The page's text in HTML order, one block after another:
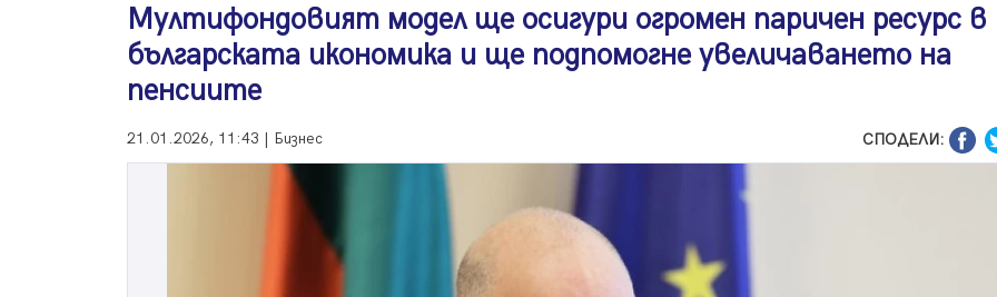
Мултифондовият модел ще осигури огромен паричен ресурс в
българската икономика и ще подпомогне увеличаването на
пенсиите
21.01.2026, 11:43 | Бизнес СПОДЕЛИ: